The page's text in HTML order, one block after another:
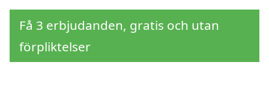
Få 3 erbjudanden, gratis och utan
förpliktelser